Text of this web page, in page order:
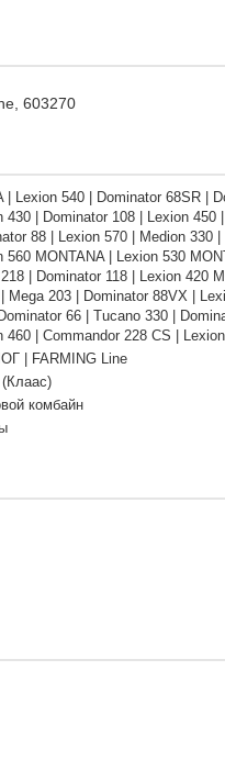
603270
| Lexion 540 | Dominator 68SR |
430 | Dominator 108 | Lexion 450
88 | Lexion 570 | Medion 330
560 MONTANA | Lexion 530
| Dominator 118 | Lexion 420
Mega 203 | Dominator 88VX |
66 | Tucano 330 |
460 | Commandor 228 CS |
| FARMING Line
комбайн